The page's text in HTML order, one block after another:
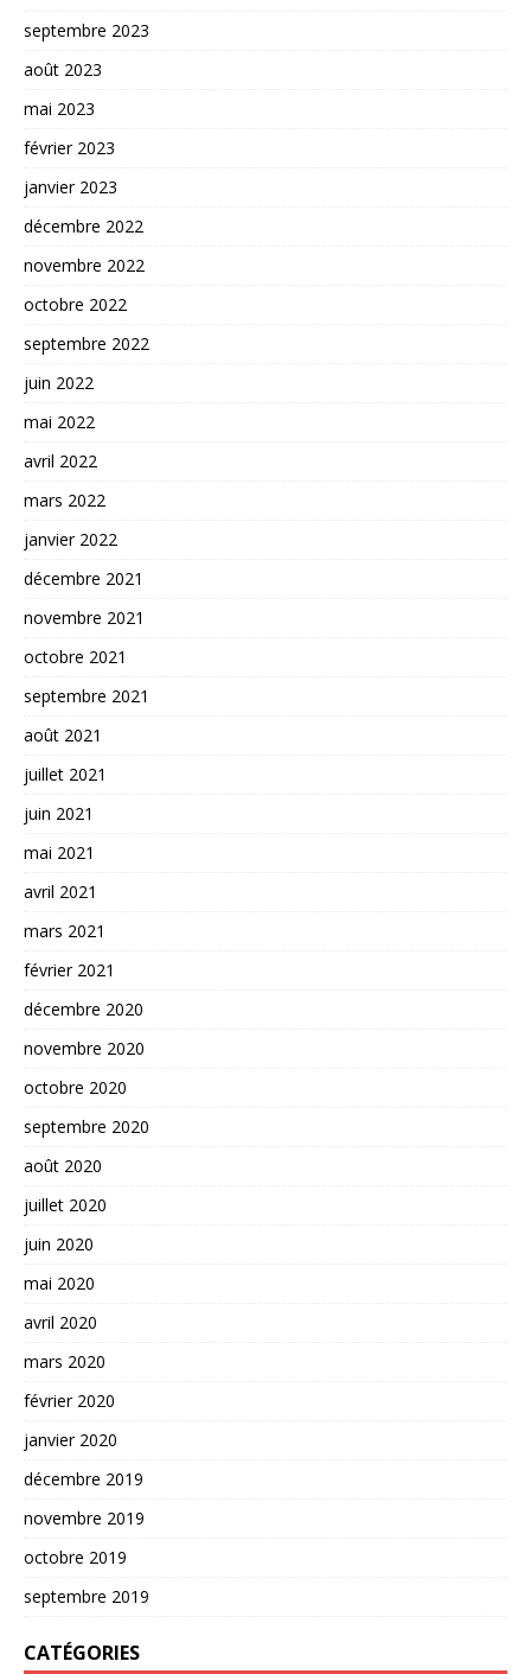
septembre 2023
août 2023
mai 2023
février 2023
janvier 2023
décembre 2022
novembre 2022
octobre 2022
septembre 2022
juin 2022
mai 2022
avril 2022
mars 2022
janvier 2022
décembre 2021
novembre 2021
octobre 2021
septembre 2021
août 2021
juillet 2021
juin 2021
mai 2021
avril 2021
mars 2021
février 2021
décembre 2020
novembre 2020
octobre 2020
septembre 2020
août 2020
juillet 2020
juin 2020
mai 2020
avril 2020
mars 2020
février 2020
janvier 2020
décembre 2019
novembre 2019
octobre 2019
septembre 2019
CATÉGORIES